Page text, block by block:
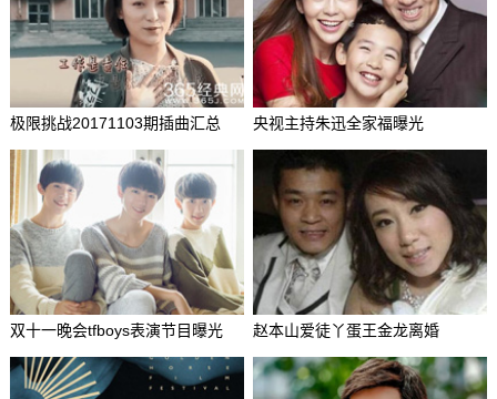
极限挑战20171103期插曲汇总 央视主持朱迅全家福曝光
双十一晚会tfboys表演节目曝光 赵本山爱徒丫蛋王金龙离婚